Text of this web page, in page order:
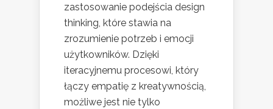
zastosowanie podejścia design
thinking, które stawia na
zrozumienie potrzeb i emocji
użytkowników. Dzięki
iteracyjnemu procesowi, który
łączy empatię z kreatywnością,
możliwe jest nie tylko